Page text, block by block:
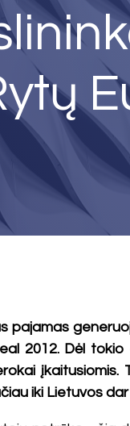
pajamas
2012. Dėl
įkaitusiomis.
iki Lietuvos